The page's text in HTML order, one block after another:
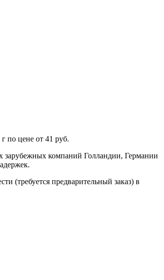
по цене от 41 руб.
зарубежных компаний Голландии, Германии
(требуется предварительный заказ) в